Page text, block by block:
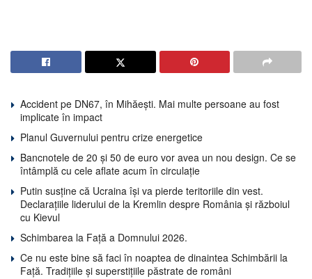
Accident pe DN67, în Mihăești. Mai multe persoane au fost
implicate în impact
Planul Guvernului pentru crize energetice
Bancnotele de 20 și 50 de euro vor avea un nou design. Ce se
întâmplă cu cele aflate acum în circulație
Putin susține că Ucraina își va pierde teritoriile din vest.
Declarațiile liderului de la Kremlin despre România și războiul
cu Kievul
Schimbarea la Față a Domnului 2026.
Ce nu este bine să faci în noaptea de dinaintea Schimbării la
Față. Tradițiile și superstițiile păstrate de români